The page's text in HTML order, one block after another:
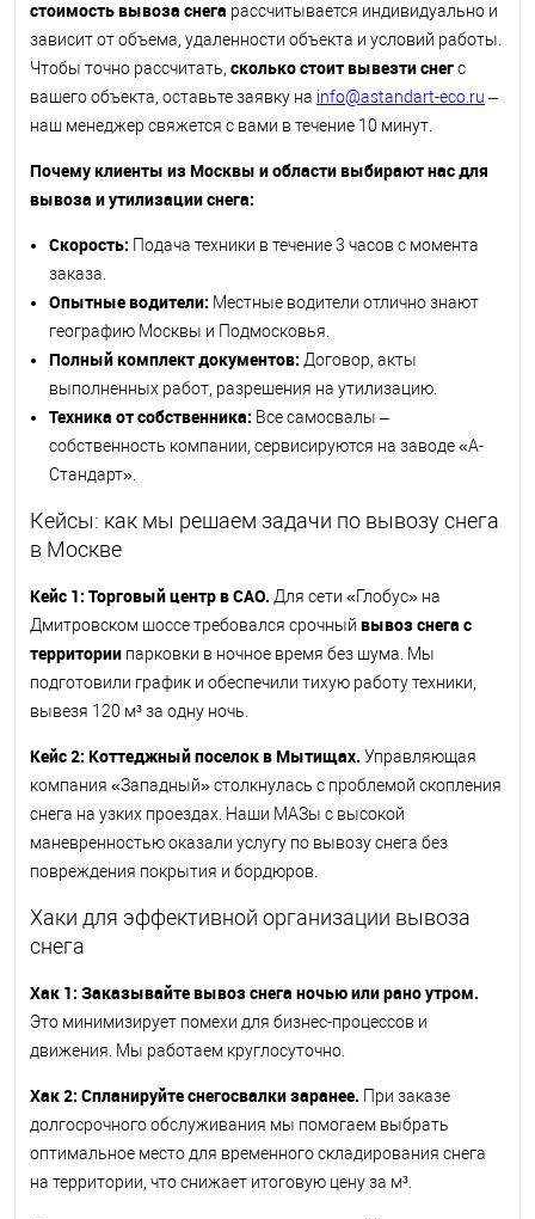
стоимость вывоза снега рассчитывается индивидуально и
зависит от объема, удаленности объекта и условий работы.
Чтобы точно рассчитать, сколько стоит вывезти снегс
вашего объекта, оставьте заявку на info@astandart-eco.ru –
наш менеджер свяжется с вами в течение 10 минут.
Почему клиенты из Москвы и области выбирают нас для
вывоза и утилизации снега:
Скорость: Подача техники в течение 3 часов с момента
заказа.
Опытные водители: Местные водители отлично знают
географию Москвы и Подмосковья.
Полный комплект документов: Договор, акты
выполненных работ, разрешения на утилизацию.
Техника от собственника: Все самосвалы –
собственность компании, сервисируются на заводе «А-
Стандарт».
Кейсы: как мы решаем задачи по вывозу снега
в Москве
Кейс 1: Торговый центр в САО. Для сети «Глобус» на
Дмитровском шоссе требовался срочный вывоз снега с
территории парковки в ночное время без шума. Мы
подготовили график и обеспечили тихую работу техники,
вывезя 120 м³ за одну ночь.
Кейс 2: Коттеджный поселок в Мытищах. Управляющая
компания «Западный» столкнулась с проблемой скопления
снега на узких проездах. Наши МАЗы с высокой
маневренностью оказали услугу по вывозу снега без
повреждения покрытия и бордюров.
Хаки для эффективной организации вывоза
снега
Хак 1: Заказывайте вывоз снега ночью или рано утром.
Это минимизирует помехи для бизнес-процессов и
движения. Мы работаем круглосуточно.
Хак 2: Спланируйте снегосвалки заранее. При заказе
долгосрочного обслуживания мы помогаем выбрать
оптимальное место для временного складирования снега
на территории, что снижает итоговую цену за м³.